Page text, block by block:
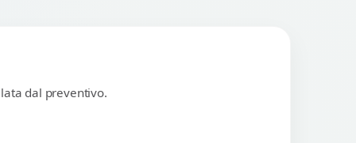
dal preventivo.